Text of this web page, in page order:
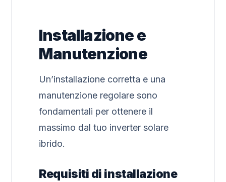
Installazione e
Manutenzione
Un’installazione corretta e una
manutenzione regolare sono
fondamentali per ottenere il
massimo dal tuo inverter solare
ibrido.
Requisiti di installazione